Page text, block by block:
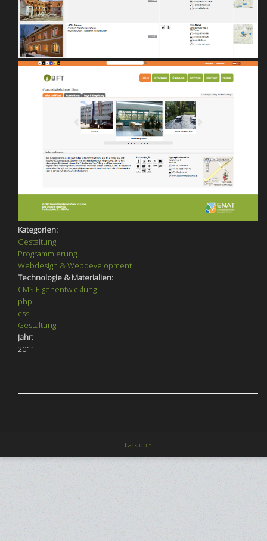
Kategorien:
Gestaltung
Programmierung
Webdesign & Webdevelopment
Technologie & Materialien:
CMS Eigenentwicklung
php
css
Gestaltung
Jahr:
2011
back up ↑